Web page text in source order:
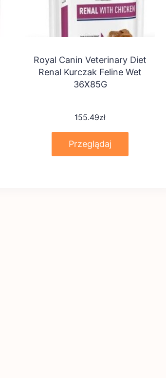
Royal Canin Veterinary Diet
Renal Kurczak Feline Wet
36X85G
155.49zł
Przeglądaj